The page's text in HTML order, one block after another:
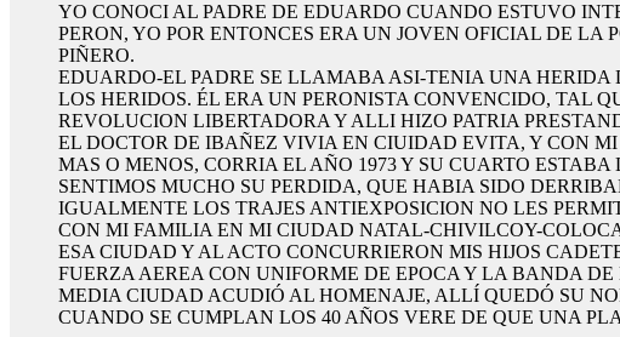
YO CONOCI AL PADRE DE EDUARDO CUANDO ESTUVO
PERON, YO POR ENTONCES ERA UN JOVEN OFICIAL DE
PIÑERO.
EDUARDO-EL PADRE SE LLAMABA ASI-TENIA UNA
LOS HERIDOS. ÉL ERA UN PERONISTA CONVENCIDO, TAL
REVOLUCION LIBERTADORA Y ALLI HIZO PATRIA
EL DOCTOR DE IBAÑEZ VIVIA EN CIUIDAD EVITA, Y CON
MAS O MENOS, CORRIA EL AÑO 1973 Y SU CUARTO
SENTIMOS MUCHO SU PERDIDA, QUE HABIA SIDO
IGUALMENTE LOS TRAJES ANTIEXPOSICION NO LES
CON MI FAMILIA EN MI CIUDAD NATAL-CHIVILCOY-
ESA CIUDAD Y AL ACTO CONCURRIERON MIS HIJOS
FUERZA AEREA CON UNIFORME DE EPOCA Y LA BANDA
MEDIA CIUDAD ACUDIÓ AL HOMENAJE, ALLÍ QUEDÓ SU
CUANDO SE CUMPLAN LOS 40 AÑOS VERE DE QUE UNA